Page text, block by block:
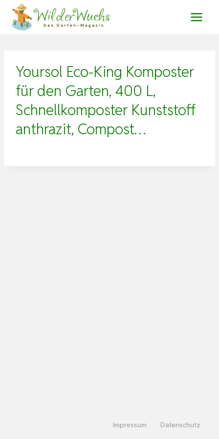
Zum
Inhalt
Yoursol Eco-King Komposter
für den Garten, 400 L,
Schnellkomposter Kunststoff
anthrazit, Compost…
Impressum Datenschutz